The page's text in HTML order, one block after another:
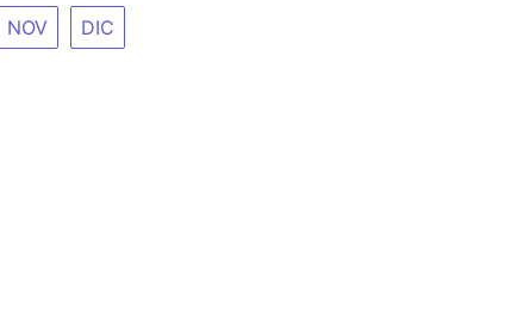
NOV DIC